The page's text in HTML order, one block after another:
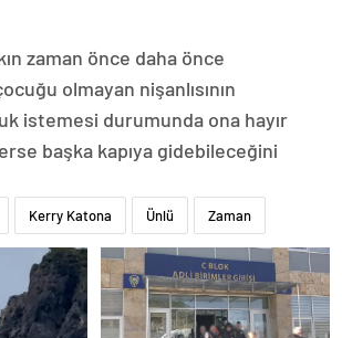
zaman önce daha önce
olmayan nişanlısının
istemesi durumunda ona hayır
başka kapıya gidebileceğini
Kerry Katona Ünlü Zaman